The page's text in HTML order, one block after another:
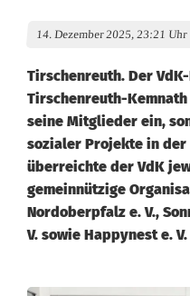
14. Dezember 2025, 23:21 Uhr
Tirschenreuth. Der
Tirschenreuth-
seine Mitglieder ein,
sozialer Projekte in der
überreichte der VdK
gemeinnützige
Nordoberpfalz e. V.,
V. sowie Happynest e. V.